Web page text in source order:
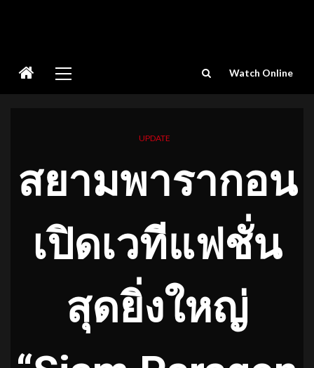
Menu
Watch Online
UPDATE
สยามพารากอน
เปิดเวทีแฟชั่น
สุดยิ่งใหญ่